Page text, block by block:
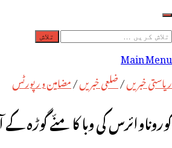
تلاش
کریں
برائے:
Main Menu
ریاستی خبریں/ضلعی خبریں/مضامین و رپورٹس
کوروناوائرس کی وبا کا منّے گوڑہ